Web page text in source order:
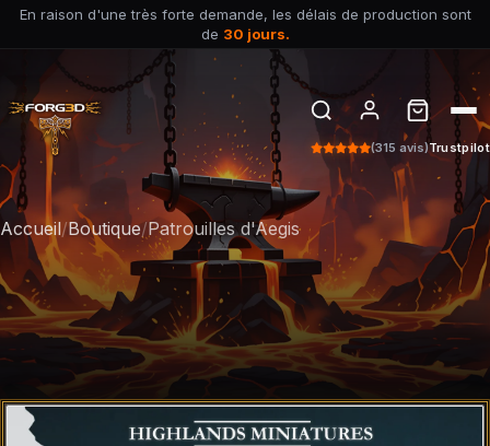
En raison d'une très forte demande, les délais de production sont
de 30 jours.
(315 avis)Trustpilot
Accueil/Boutique/Patrouilles d'Aegis